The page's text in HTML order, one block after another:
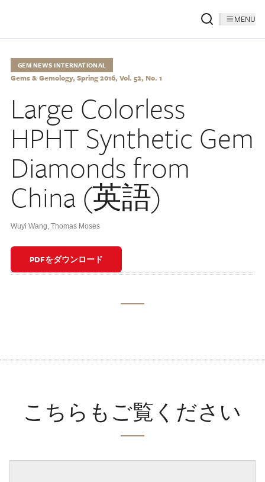
MENU
GEM NEWS INTERNATIONAL
Gems & Gemology, Spring 2016, Vol. 52, No. 1
Large Colorless
HPHT Synthetic Gem
Diamonds from
China (英語)
Wuyi Wang, Thomas Moses
PDFをダウンロード
こちらもご覧ください